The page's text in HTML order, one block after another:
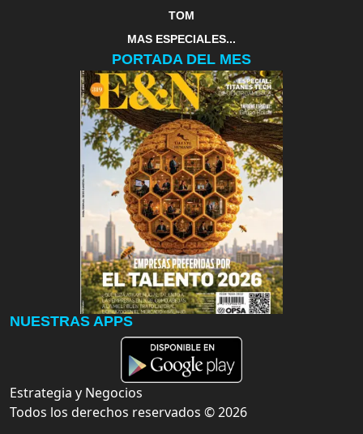
TOM
MAS ESPECIALES...
PORTADA DEL MES
NUESTRAS APPS
Estrategia y Negocios
Todos los derechos reservados ©2026